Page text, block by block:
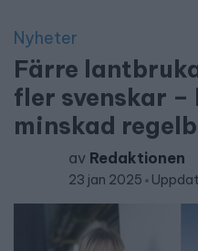
Nyheter
Färre
fler svenskar –
minskad
av Redaktionen
23 jan 2025